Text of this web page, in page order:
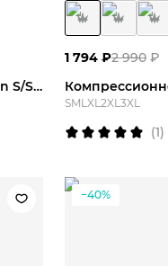
Компрессионное белье Evolution S/S Top
2 990 ₽
1 794 ₽
SML XL 2XL 3XL
(1)
−40%